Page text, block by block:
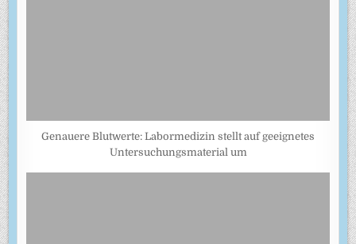
Genauere Blutwerte: Labormedizin stellt auf geeignetes
Untersuchungsmaterial um